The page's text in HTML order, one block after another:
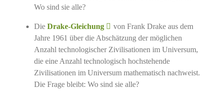
Wo sind sie alle?
Die Drake-Gleichung
von Frank Drake aus dem
Jahre 1961 über die Abschätzung der möglichen
Anzahl technologischer Zivilisationen im Universum,
die eine Anzahl technologisch hochstehende
Zivilisationen im Universum mathematisch nachweist.
Die Frage bleibt: Wo sind sie alle?